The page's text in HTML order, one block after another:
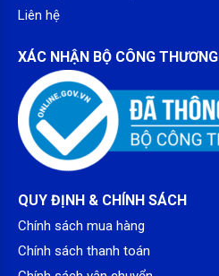
Liên hệ
XÁC NHẬN BỘ CÔNG THƯƠNG
QUY ĐỊNH & CHÍNH SÁCH
Chính sách mua hàng
Chính sách thanh toán